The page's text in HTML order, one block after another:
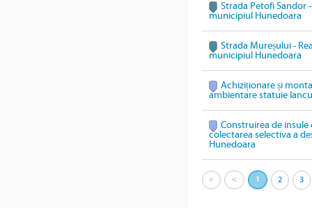
Strada Petofi Sandor
municipiul Hunedoara
Strada Mureșului -
municipiul Hunedoara
Achiziționare și
ambientare statuie
Construirea de
colectarea selectiva a
Hunedoara
« < 1 2 3